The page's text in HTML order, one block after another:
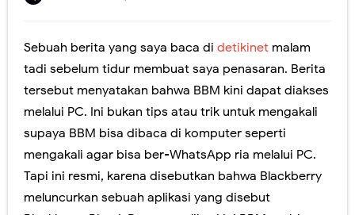
Yuk! Simak Cara Melihat Pengumuman Hasil SNBP 2023
Panduan Pemilihan Mata Pelajaran Pilihan pada Kurikulum Merdeka
Ada yang Berbeda dengan PDSS Tahun 2021
Video Penjelasan dan Simulasi AKM Dengan Model MSAT
Sosialisasi Asesmen Nasional SMA Negeri Kabupaten Jember
Sebuah berita yang saya baca di detikinet malam
tadi sebelum tidur membuat saya penasaran. Berita
tersebut menyatakan bahwa BBM kini dapat diakses
melalui PC. Ini bukan tips atau trik untuk mengakali
supaya BBM bisa dibaca di komputer seperti
mengakali agar bisa ber-WhatsApp ria melalui PC.
Tapi ini resmi, karena disebutkan bahwa Blackberry
meluncurkan sebuah aplikasi yang disebut